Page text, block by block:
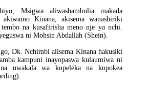
Msigwa aliwashambulia makada
Kinana, akisema wanashiriki
na kusafirisha meno nje ya nchi.
ni Mohsin Abdallah (Shein).
Dk. Nchimbi alisema Kinana hakusiki
kampuni inayopaswa kulaumiwa ni
uwakala wa kupeleka na kupokea